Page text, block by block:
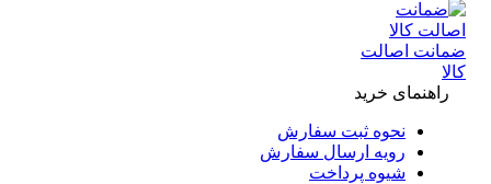
اصالت
راهنمای خرید
نحوه ثبت سفارش
رویه ارسال سفارش
شیوه پرداخت